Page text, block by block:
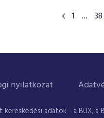
1 ... 38
nyilatkozat
adatok - a BUX, a